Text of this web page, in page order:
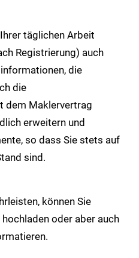
täglichen Arbeit
Registrierung) auch
die
die
dem Maklervertrag
erweitern und
so dass Sie stets auf
sind.
können Sie
oder aber auch